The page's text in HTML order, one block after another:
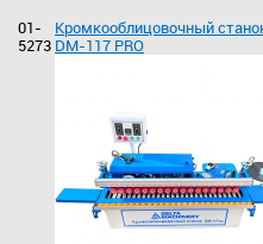
01-
5273
Кромкооблицовочный
DM-117 PRO